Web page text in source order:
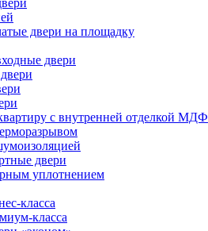
двери на площадку
двери
с внутренней отделкой МДФ
двери
уплотнением
класса
класса